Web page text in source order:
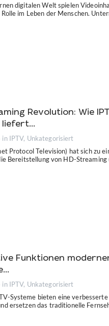
digitalen Welt spielen
im Leben der Menschen.
Revolution: Wie
in IPTV, Unkategorisiert
Protocol Television) hat sich zu
Bereitstellung von HD-Streaming
Funktionen
in IPTV, Unkategorisiert
Systeme bieten eine
ersetzen das traditionelle